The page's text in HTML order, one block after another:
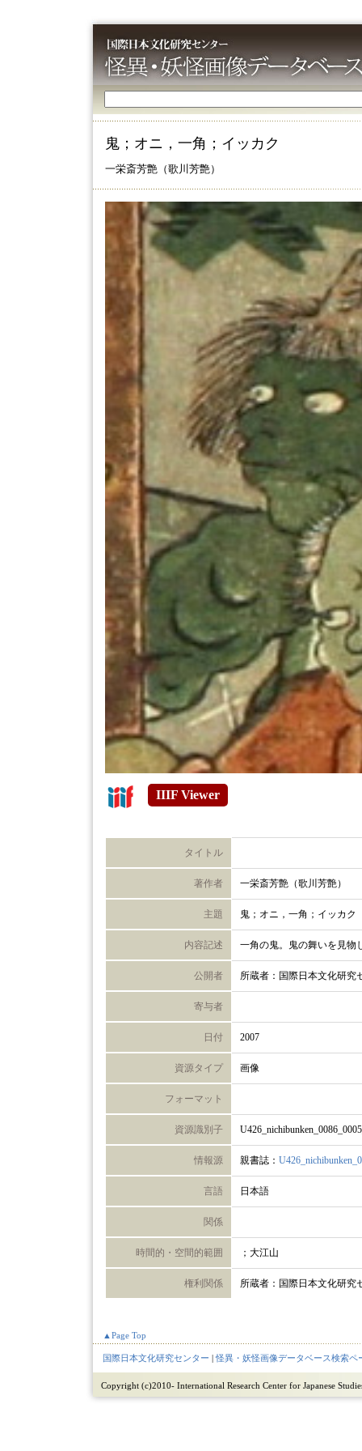
鬼；オニ，一角；イッカク
一栄斎芳艶（歌川芳艶）
IIIF Viewer
タイトル
著作者 一栄斎芳艶（歌川芳艶）
主題 鬼；オニ，一角；イッカク
内容記述 一角の鬼。鬼の舞いを見物
公開者 所蔵者：国際日本文化研究
寄与者
日付 2007
資源タイプ 画像
フォーマット
資源識別子
情報源 親書誌：
言語 日本語
関係
時間的・空間的範囲 ；大江山
権利関係 所蔵者：国際日本文化研究
▲Page Top
国際日本文化研究センター |怪異・妖怪画像データベース検索ペ
Copyright (c)2010- International Research Center for Japanese